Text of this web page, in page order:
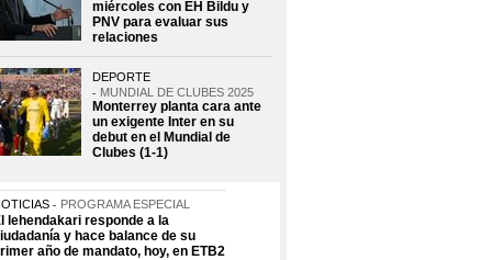
miércoles con EH Bildu y
PNV para evaluar sus
relaciones
DEPORTE
MUNDIAL DE CLUBES 2025
Monterrey planta cara ante
un exigente Inter en su
debut en el Mundial de
Clubes (1-1)
PROGRAMA ESPECIAL
lehendakari responde a la
y hace balance de su
año de mandato, hoy, en ETB2